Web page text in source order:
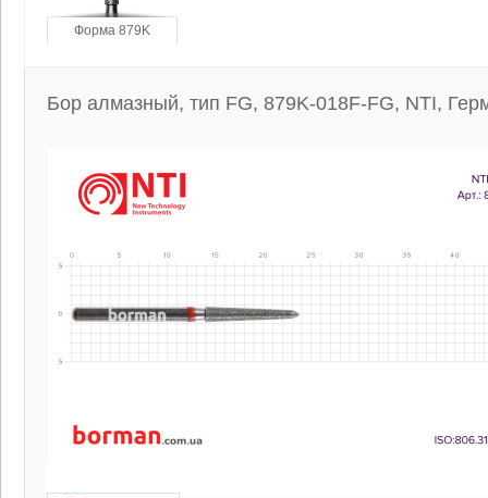
Форма 879K
Бор алмазный, тип FG, 879K-018F-FG, NTI,